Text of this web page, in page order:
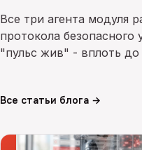
Все три агента модуля
протокола безопасного
"пульс жив" - вплоть
Все статьи блога →